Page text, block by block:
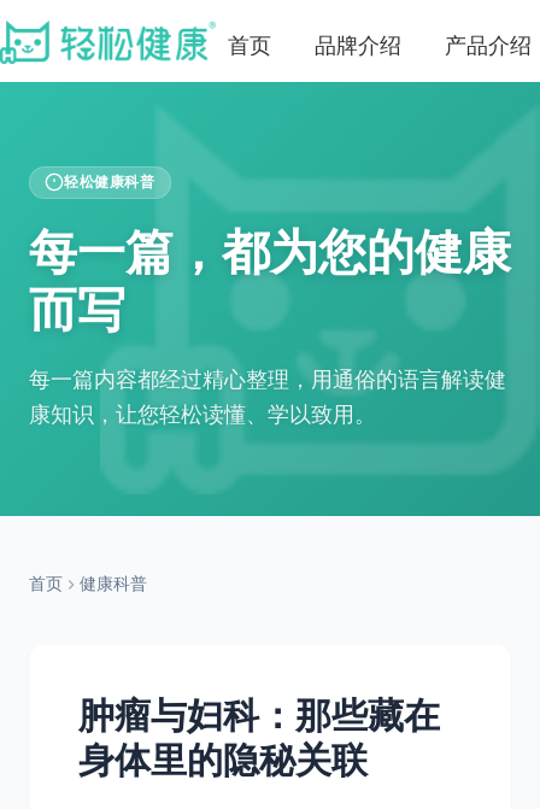
首页 品牌介绍 产品介绍
轻松健康科普
每一篇，都为您的健康
而写
每一篇内容都经过精心整理，用通俗的语言解读健
康知识，让您轻松读懂、学以致用。
首页 健康科普
肿瘤与妇科：那些藏在
身体里的隐秘关联